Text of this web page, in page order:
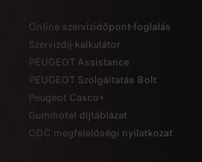
Online szervizidőpont-foglalás
Szervizdíj-kalkulátor
PEUGEOT Assistance
PEUGEOT Szolgáltatás Bolt
Peugeot Casco+
Gumihotel díjtáblázat
COC megfelelőségi nyilatkozat